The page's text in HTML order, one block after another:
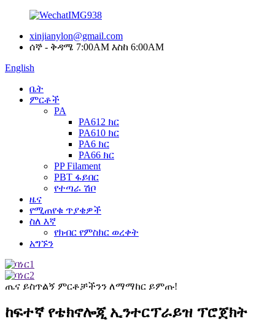
xinjianylon@gmail.com
ሰኞ - ቅዳሜ 7:00AM እስከ 6:00AM
English
ቤት
ምርቶች
PA
PA612 ክር
PA610 ክር
PA6 ክር
PA66 ክር
PP Filament
PBT ፋይበር
የተጣራ ሽቦ
ዜና
የሚጠየቁ ጥያቄዎች
ስለ እኛ
የክብር የምስክር ወረቀት
አግኙን
ጤና ይስጥልኝ ምርቶቻችንን ለማማከር ይምጡ!
ከፍተኛ የቴክኖሎጂ ኢንተርፕራይዝ ፕሮጀክት